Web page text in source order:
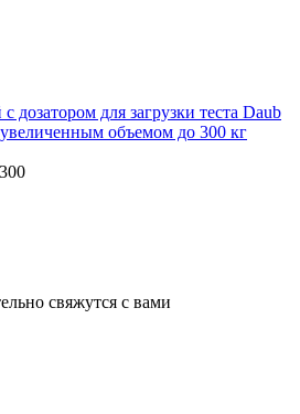
дозатором для загрузки теста Daub
объемом до 300 кг
свяжутся с вами